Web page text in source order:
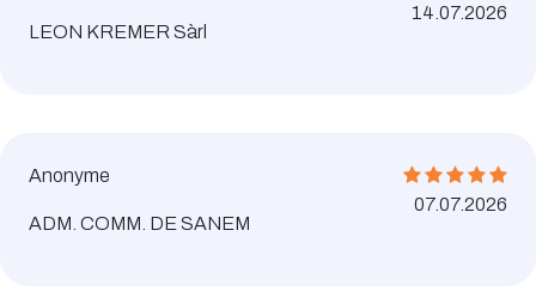
LEON KREMER Sàrl
14.07.2026
Anonyme
ADM. COMM. DE SANEM
07.07.2026